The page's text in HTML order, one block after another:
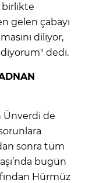
birlikte
gelen çabayı
diliyor,
dedi.
Ünverdi de
sonra tüm
bugün
Hürmüz